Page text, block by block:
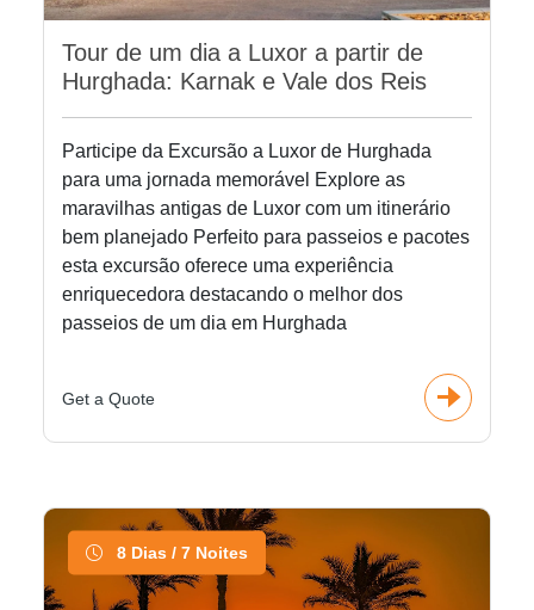
Tour de um dia a Luxor a partir de
Hurghada: Karnak e Vale dos Reis
Participe da Excursão a Luxor de Hurghada
para uma jornada memorável Explore as
maravilhas antigas de Luxor com um itinerário
bem planejado Perfeito para passeios e pacotes
esta excursão oferece uma experiência
enriquecedora destacando o melhor dos
passeios de um dia em Hurghada
Get a Quote
8 Dias / 7 Noites